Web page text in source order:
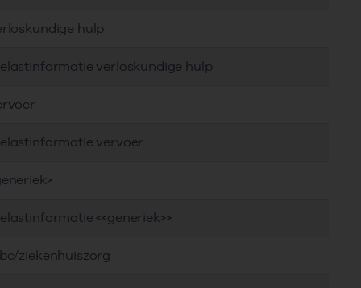
hulp
verloskundige hulp
vervoer
<<generiek>>
ziekenhuiszorg